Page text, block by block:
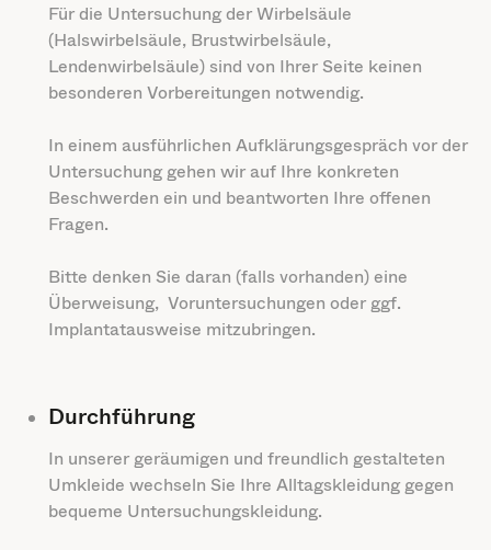
Für die Untersuchung der Wirbelsäule
(Halswirbelsäule, Brustwirbelsäule,
Lendenwirbelsäule) sind von Ihrer Seite keinen
besonderen Vorbereitungen notwendig.
In einem ausführlichen Aufklärungsgespräch vor der
Untersuchung gehen wir auf Ihre konkreten
Beschwerden ein und beantworten Ihre offenen
Fragen.
Bitte denken Sie daran (falls vorhanden) eine
Überweisung, Voruntersuchungen oder ggf.
Implantatausweise mitzubringen.
Durchführung
In unserer geräumigen und freundlich gestalteten
Umkleide wechseln Sie Ihre Alltagskleidung gegen
bequeme Untersuchungskleidung.